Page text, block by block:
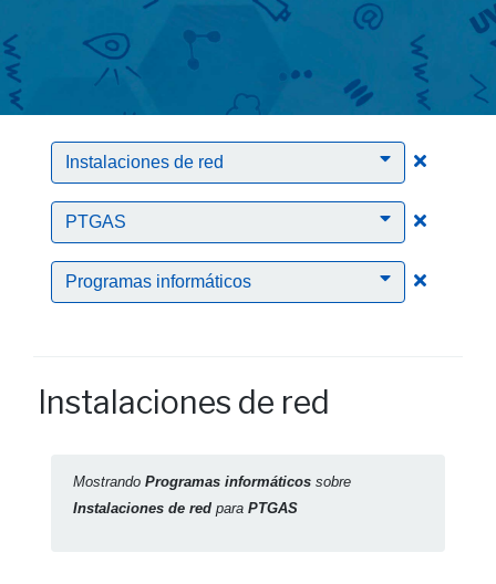
Instalaciones de red Clic
PTGAS Clic
Programas informáticos Clic
Instalaciones de red
Mostrando Programas informáticos sobre
Instalaciones de red para PTGAS